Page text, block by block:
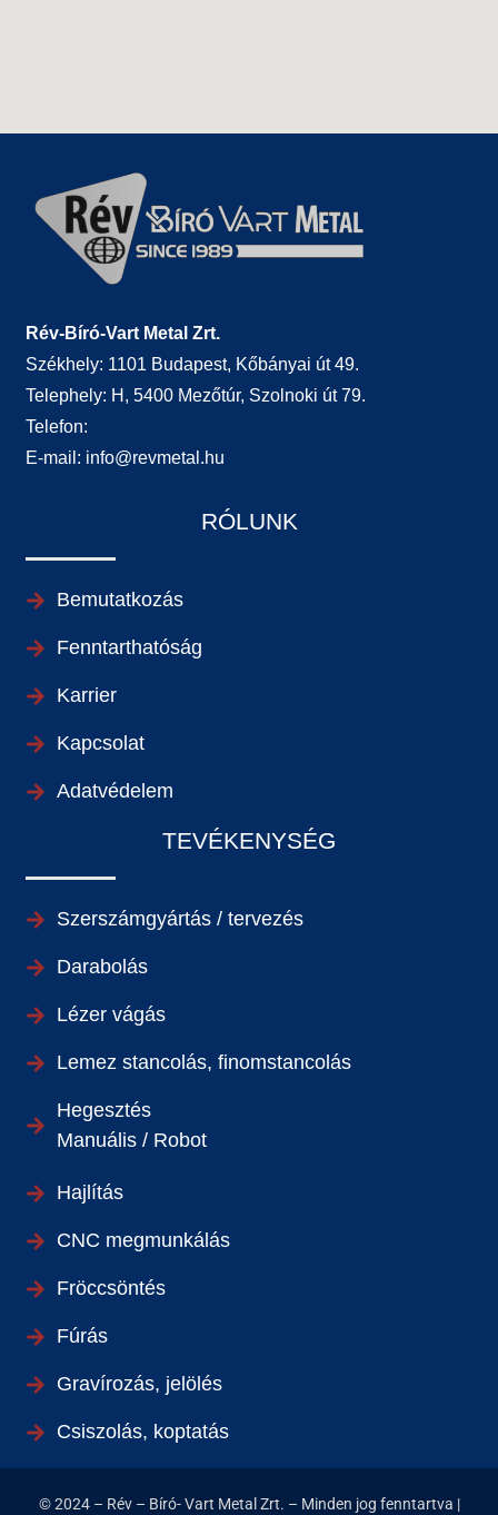
Rév-Bíró-Vart Metal Zrt.
Székhely: 1101 Budapest, Kőbányai út 49.
Telephely: H, 5400 Mezőtúr, Szolnoki út 79.
Telefon:
E-mail: info@revmetal.hu
RÓLUNK
Bemutatkozás
Fenntarthatóság
Karrier
Kapcsolat
Adatvédelem
TEVÉKENYSÉG
Szerszámgyártás / tervezés
Darabolás
Lézer vágás
Lemez stancolás, finomstancolás
Hegesztés
Manuális / Robot
Hajlítás
CNC megmunkálás
Fröccsöntés
Fúrás
Gravírozás, jelölés
Csiszolás, koptatás
© 2024 – Rév – Bíró- Vart Metal Zrt. – Minden jog fenntartva |